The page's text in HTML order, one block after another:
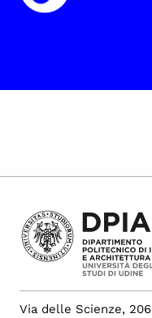
Via delle Scienze, 206